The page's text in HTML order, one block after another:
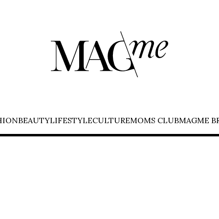
BEAUTYLIFESTYLECULTUREMOMS CLUBMAGME